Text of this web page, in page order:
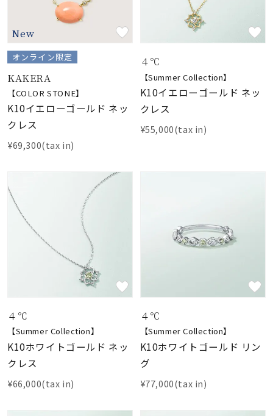
New
オンライン限定
KAKERA
【COLOR STONE】
K10イエローゴールド ネッ
クレス
¥69,300(tax in)
４℃
【Summer Collection】
K10イエローゴールド ネッ
クレス
¥55,000(tax in)
４℃
【Summer Collection】
K10ホワイトゴールド ネッ
クレス
¥66,000(tax in)
４℃
【Summer Collection】
K10ホワイトゴールド リン
グ
¥77,000(tax in)